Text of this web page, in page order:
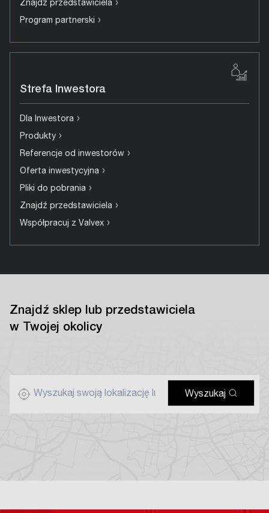
Znajdź przedstawiciela ›
Program partnerski ›
Strefa Inwestora
Dla Inwestora ›
Produkty ›
Referencje od inwestorów ›
Oferta inwestycyjna ›
Pliki do pobrania ›
Znajdź przedstawiciela ›
Współpracuj z Valvex ›
Znajdź sklep lub przedstawiciela
w Twojej okolicy
Wyszukaj